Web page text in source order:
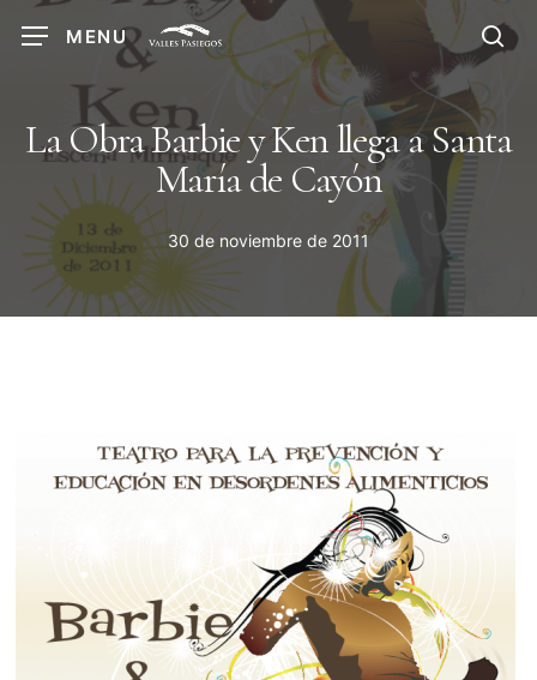
MENU
La Obra Barbie y Ken llega a Santa
María de Cayón
30 de noviembre de 2011